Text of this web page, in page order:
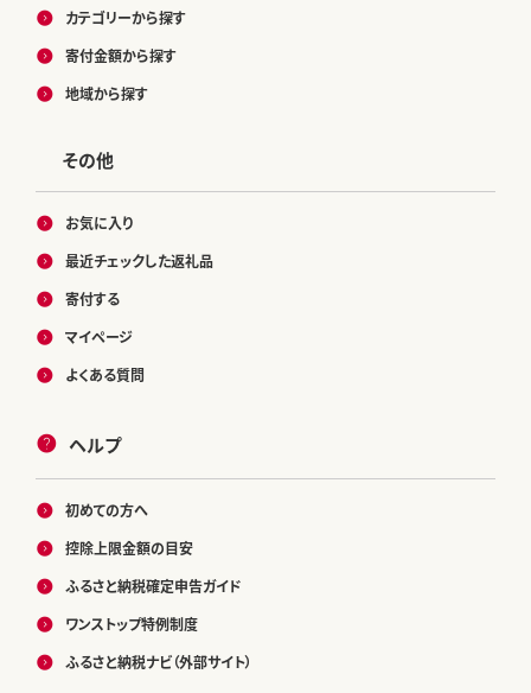
カテゴリーから探す
寄付金額から探す
地域から探す
その他
お気に入り
最近チェックした返礼品
寄付する
マイページ
よくある質問
ヘルプ
初めての方へ
控除上限金額の目安
ふるさと納税確定申告ガイド
ワンストップ特例制度
ふるさと納税ナビ（外部サイト）